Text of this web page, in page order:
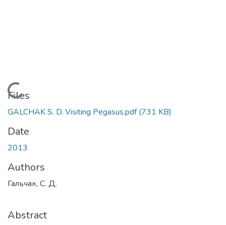
Loading...
Files
GALCHAK S. D. Visiting Pegasus.pdf(731 KB)
Date
2013
Authors
Гальчак, С. Д.
Abstract